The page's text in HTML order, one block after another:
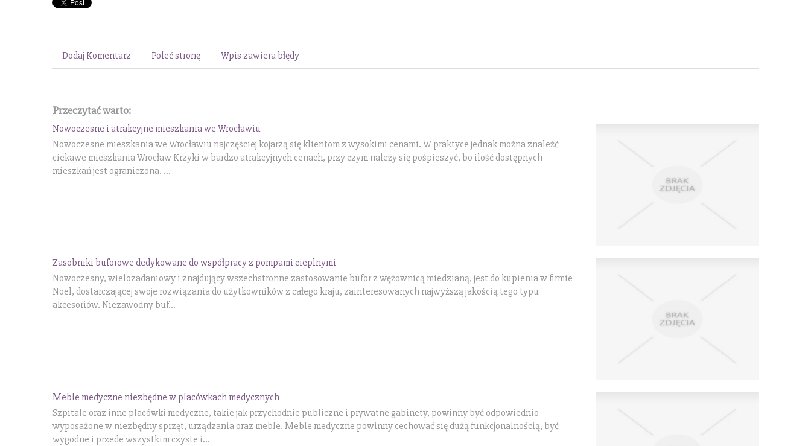
Dodaj Komentarz Poleć stronę Wpis zawiera błędy
Przeczytać warto:
Nowoczesne i atrakcyjne mieszkania we Wrocławiu
Nowoczesne mieszkania we Wrocławiu najczęściej kojarzą się klientom z wysokimi cenami. W praktyce jednak można znaleźć
ciekawe mieszkania Wrocław Krzyki w bardzo atrakcyjnych cenach, przy czym należy się pośpieszyć, bo ilość dostępnych
mieszkań jest ograniczona. ...
Zasobniki buforowe dedykowane do współpracy z pompami cieplnymi
Nowoczesny, wielozadaniowy i znajdujący wszechstronne zastosowanie bufor z wężownicą miedzianą, jest do kupienia w firmie
Noel, dostarczającej swoje rozwiązania do użytkowników z całego kraju, zainteresowanych najwyższą jakością tego typu
akcesoriów. Niezawodny buf...
Meble medyczne niezbędne w placówkach medycznych
Szpitale oraz inne placówki medyczne, takie jak przychodnie publiczne i prywatne gabinety, powinny być odpowiednio
wyposażone w niezbędny sprzęt, urządzania oraz meble. Meble medyczne powinny cechować się dużą funkcjonalnością, być
wygodne i przede wszystkim czyste i...